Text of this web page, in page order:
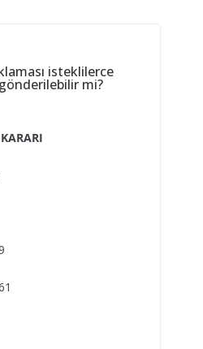
isteklilerce
mi?